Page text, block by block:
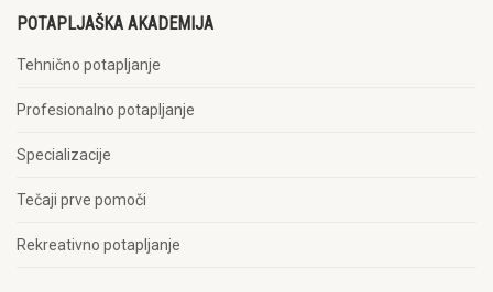
POTAPLJAŠKA AKADEMIJA
Tehnično potapljanje
Profesionalno potapljanje
Specializacije
Tečaji prve pomoči
Rekreativno potapljanje